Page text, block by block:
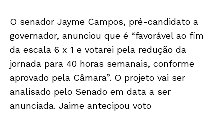
O senador Jayme Campos, pré-candidato a
governador, anunciou que é “favorável ao fim
da escala 6 x 1 e votarei pela redução da
jornada para 40 horas semanais, conforme
aprovado pela Câmara”. O projeto vai ser
analisado pelo Senado em data a ser
anunciada. Jaime antecipou voto